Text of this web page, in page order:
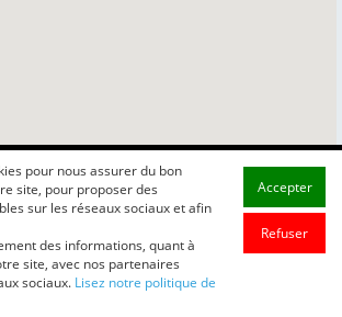
pour nous assurer du bon
site, pour proposer des
sur les réseaux sociaux et afin
des informations, quant à
site, avec nos partenaires
sociaux. Lisez notre politique de
Accepter
Refuser